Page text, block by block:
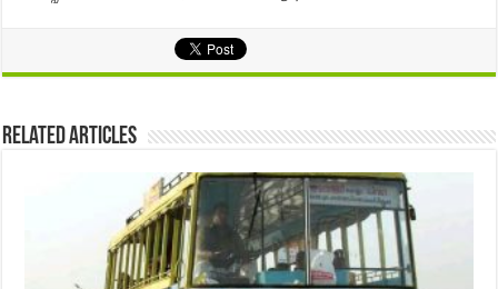
Related Articles